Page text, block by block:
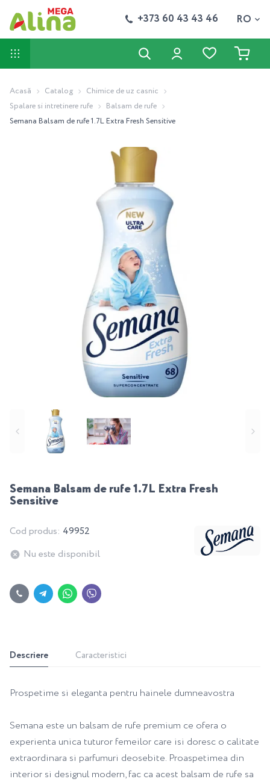
+373 60 43 43 46 RO
Acasă Catalog
Chimice de uz casnic
Spalare si intretinere rufe
Balsam de rufe
Semana Balsam de rufe 1.7L Extra Fresh Sensitive
Semana Balsam de rufe 1.7L Extra Fresh
Sensitive
Cod produs: 49952
Nu este disponibil
Descriere Caracteristici
Prospetime si eleganta pentru hainele dumneavostra
Semana este un balsam de rufe premium ce ofera o
experienta unica tuturor femeilor care isi doresc o calitate
extraordinara si parfumuri deosebite. Proaspetimea din
interior si designul modern, fac ca acest balsam de rufe sa